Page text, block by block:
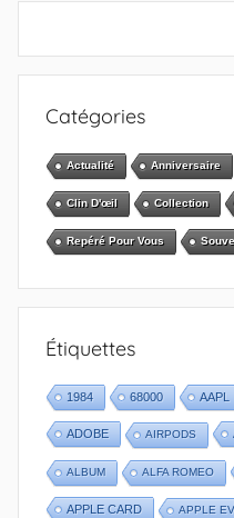
Catégories
Actualité Anniversaire
Clin D'œil Collection
Repéré Pour Vous
Étiquettes
1984 68000 AAPL
ADOBE AIRPODS
ALBUM ALFA ROMEO
APPLE CARD APPLE